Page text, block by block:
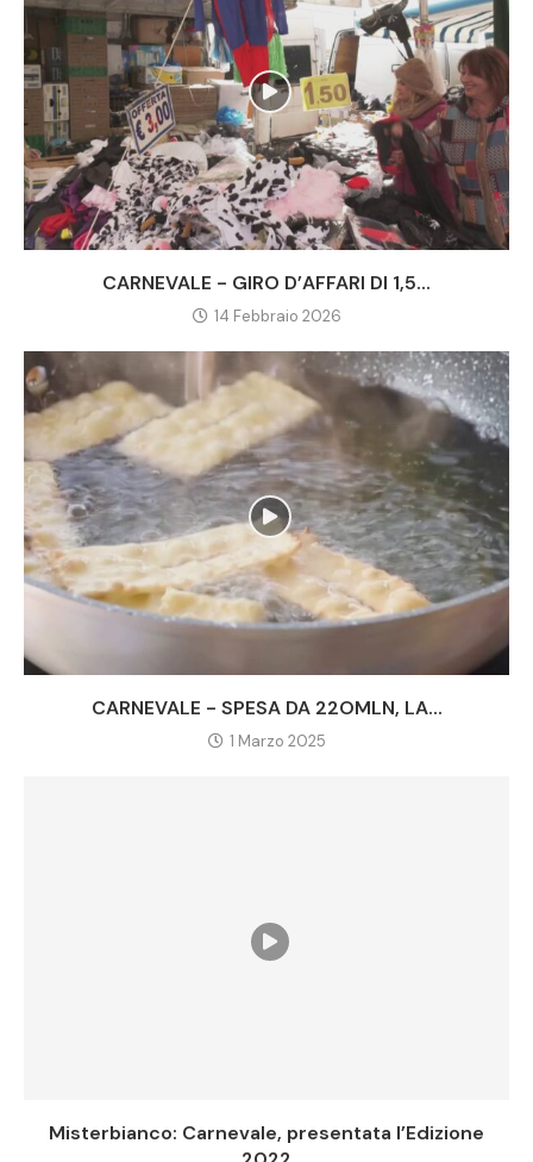
CARNEVALE - GIRO D’AFFARI DI 1,5...
14 Febbraio 2026
CARNEVALE - SPESA DA 22OMLN, LA...
1 Marzo 2025
Misterbianco: Carnevale, presentata l’Edizione